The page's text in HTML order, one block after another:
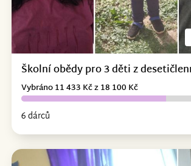
Školní obědy pro 3 děti z
6 dárců
Vybráno 11 433 Kč z 18 100 Kč